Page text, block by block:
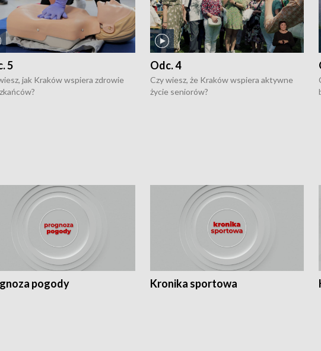
5
jak Kraków wspiera zdrowie
Odc. 4
Czy wiesz, że Kraków wspiera aktywne
życie seniorów?
pogody Kronika sportowa